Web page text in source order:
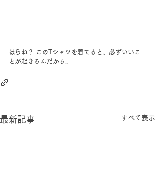
ほらね？ このTシャツを着てると、必ずいいこ
とが起きるんだから。
最新記事 すべて表示